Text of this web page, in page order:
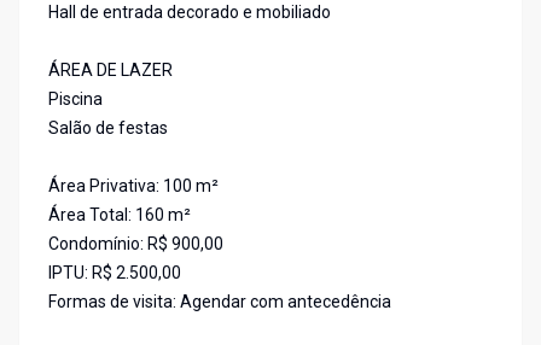
Hall de entrada decorado e mobiliado
ÁREA DE LAZER
Piscina
Salão de festas
Área Privativa: 100 m²
Área Total: 160 m²
Condomínio: R$ 900,00
IPTU: R$ 2.500,00
Formas de visita: Agendar com antecedência